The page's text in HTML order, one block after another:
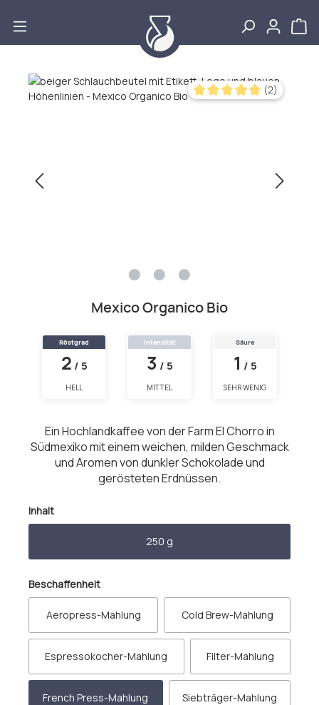
Durchschnittliche
(2)
Bildergalerie überspringen
Mexico Organico Bio
Röstgrad
2 / 5
HELL
Intensität
3 / 5
MITTEL
Säure
1 / 5
SEHR WENIG
Ein Hochlandkaffee von der Farm El Chorro in
Südmexiko mit einem weichen, milden Geschmack
und Aromen von dunkler Schokolade und
gerösteten Erdnüssen.
Inhaltauswählen
250 g
Beschaffenheitauswählen
Aeropress-Mahlung Cold Brew-Mahlung
Espressokocher-Mahlung Filter-Mahlung
French Press-Mahlung Siebträger-Mahlung